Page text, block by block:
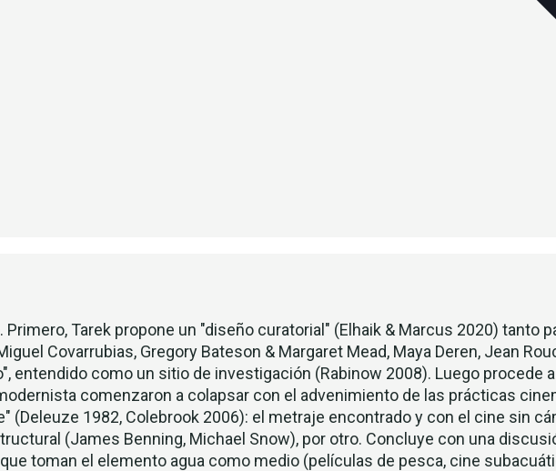
Tarek propone un "diseño curatorial" (Elhaik & Marcus 2020) tanto
Covarrubias, Gregory Bateson & Margaret Mead, Maya Deren, Jean
entendido como un sitio de investigación (Rabinow 2008). Luego procede
comenzaron a colapsar con el advenimiento de las prácticas
(Deleuze 1982, Colebrook 2006): el metraje encontrado y con el cine sin
(James Benning, Michael Snow), por otro. Concluye con una
toman el elemento agua como medio (películas de pesca, cine